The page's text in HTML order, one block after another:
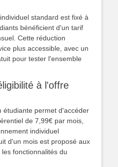
standard est fixé à
bénéficient d'un tarif
Cette réduction
plus accessible, avec un
pour tester l'ensemble
à l'offre
étudiante permet d'accéder
de 7,99€ par mois,
individuel
d'un mois est proposé aux
fonctionnalités du